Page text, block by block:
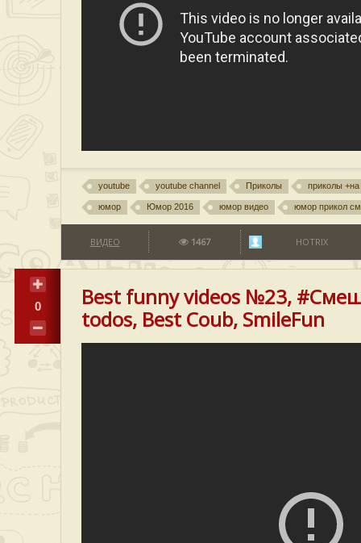
youtube youtube channel Приколы приколы
юмор Юмор 2016 юмор видео юмор прикол
ВИДЕО 1467 HOTRIX
0
Best funny videos №23,
todos, Best Coub, SmileFun